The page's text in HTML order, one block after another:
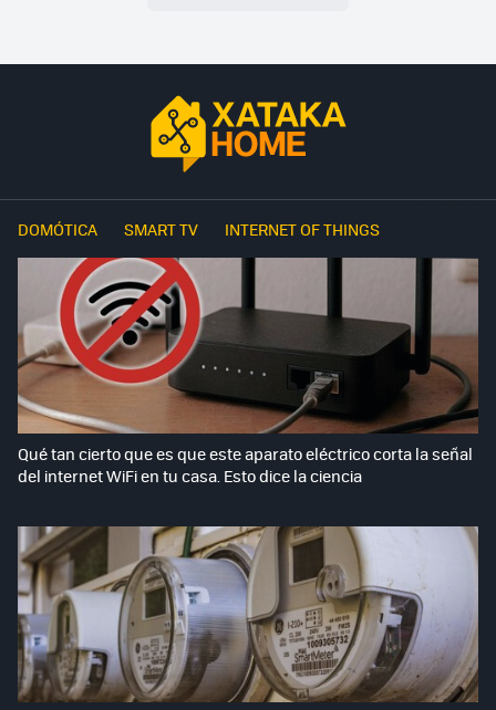
DOMÓTICA SMART TV INTERNET OF THINGS
Qué tan cierto que es que este aparato eléctrico corta la señal
del internet WiFi en tu casa. Esto dice la ciencia